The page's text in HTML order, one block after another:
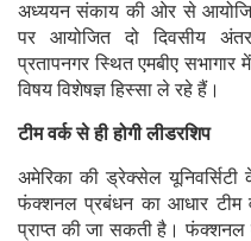
अध्ययन संकाय की ओर से
पर आयोजित दो दिवसीय
प्रतापनगर स्थित एमबीए
विषय विशेषज्ञ हिस्सा ले रहे हैं।
टीम वर्क से ही होगी लीडरशिप
अमेरिका की ड्रेक्सेल
फंक्शनल प्रबंधन का आधार टीम
प्राप्त की जा सकती है।